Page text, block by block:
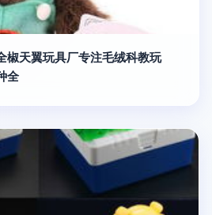
椒天翼玩具厂专注毛绒科教玩
全